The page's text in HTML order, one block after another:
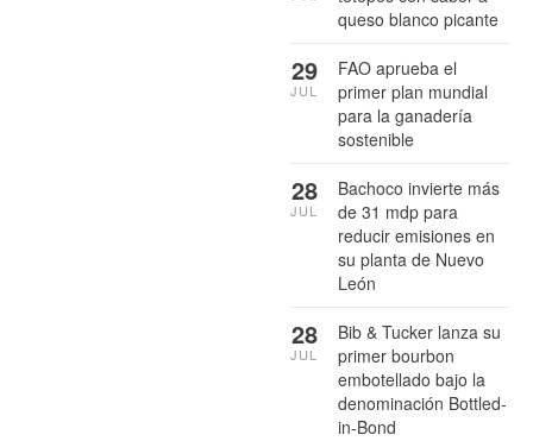
queso blanco picante
FAO aprueba el
primer plan mundial
para la ganadería
sostenible
29
JUL
Bachoco invierte más
de 31 mdp para
reducir emisiones en
su planta de Nuevo
León
28
JUL
Bib & Tucker lanza su
primer bourbon
embotellado bajo la
denominación Bottled-
in-Bond
28
JUL